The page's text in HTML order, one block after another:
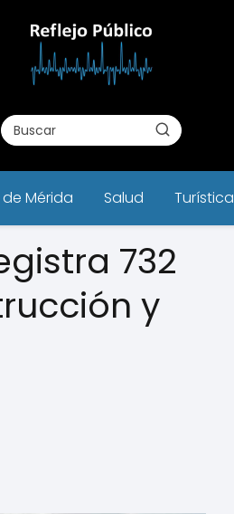
Mérida Salud Turística
732
y